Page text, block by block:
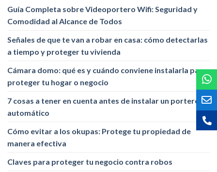
Guía Completa sobre Videoportero Wifi: Seguridad y
Comodidad al Alcance de Todos
Señales de que te van a robar en casa: cómo detectarlas
a tiempo y proteger tu vivienda
Cámara domo: qué es y cuándo conviene instalarla para
proteger tu hogar o negocio
7 cosas a tener en cuenta antes de instalar un portero
automático
Cómo evitar a los okupas: Protege tu propiedad de
manera efectiva
Claves para proteger tu negocio contra robos